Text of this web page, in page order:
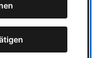
The
2–3